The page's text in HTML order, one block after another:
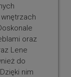
oraz
Lene
do
nim